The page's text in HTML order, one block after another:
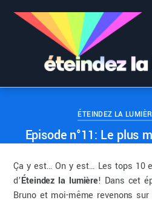
ÉTEINDEZ LA
Episode n°11: Le plus
Ça y est… On y est… Les tops 10
d’Éteindez la lumière! Dans cet
Bruno et moi-même revenons